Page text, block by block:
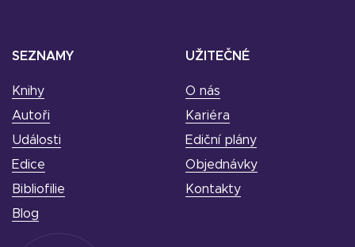
SEZNAMY
Knihy
Autoři
Události
Edice
Bibliofilie
Blog
UŽITEČNÉ
O nás
Kariéra
Ediční plány
Objednávky
Kontakty